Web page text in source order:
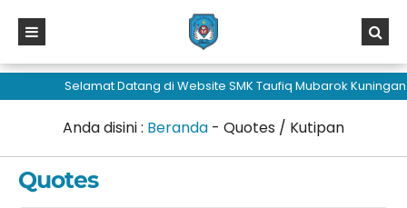
Selamat Datang di Website SMK Taufiq Mubarok Kuningan
Anda disini : Beranda - Quotes / Kutipan
Quotes